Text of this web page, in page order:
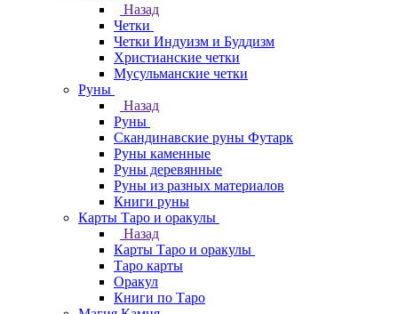
Назад
Четки
Четки Индуизм и Буддизм
Христианские четки
Мусульманские четки
Руны
Назад
Руны
Скандинавские руны Футарк
Руны каменные
Руны деревянные
Руны из разных материалов
Книги руны
Карты Таро и оракулы
Назад
Карты Таро и оракулы
Таро карты
Оракул
Книги по Таро